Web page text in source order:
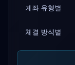
계좌 유형별
체결 방식별